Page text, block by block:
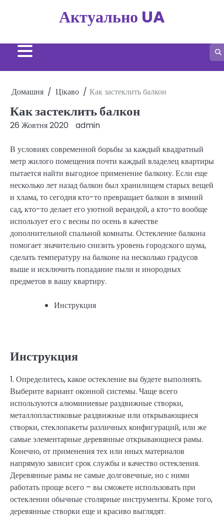
Актуально UA
Домашня Цікаво Как застеклить балкон
Как застеклить балкон
26 Жовтня 2020 admin
В условиях современной борьбы за каждый квадратный
метр жилого помещения почти каждый владелец квартиры
пытается найти выгодное применение балкону. Если еще
несколько лет назад балкон был хранилищем старых вещей
и хлама, то сегодня кто-то превращает балкон в зимний
сад, кто-то делает его уютной верандой, а кто-то вообще
использует его с весны по осень в качестве
дополнительной спальной комнаты. Остекление балкона
помогает значительно снизить уровень городского шума,
сделать температуру на балконе на несколько градусов
выше и исключить попадание пыли и инородных
предметов в вашу квартиру.
Инструкция
Инструкция
1. Определитесь, какое остекление вы будете выполнять.
Выберите вариант оконной системы. Чаще всего
используются алюминиевые раздвижные створки,
металлопластиковые раздвижные или открывающиеся
створки, стеклопакеты различных конфигураций, или же
самые элементарные деревянные открывающиеся рамы.
Конечно, от применения тех или иных материалов
напрямую зависит срок службы и качество остекления.
Деревянные рамы не самые долговечные, но с ними
работать проще всего – вы сможете использовать при
остеклении обычные столярные инструменты. Кроме того,
деревянные створки еще и красиво выглядят.